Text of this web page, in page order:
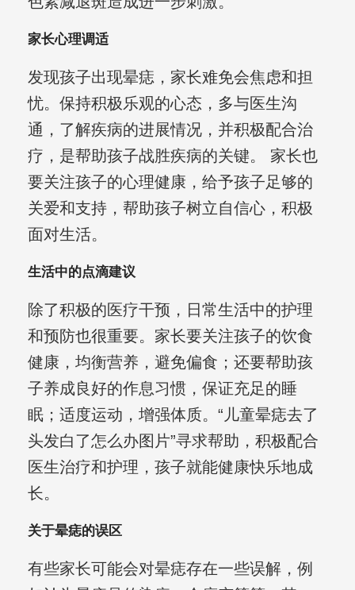
家长心理调适
发现孩子出现晕痣，家长难免会焦虑和担
忧。保持积极乐观的心态，多与医生沟
通，了解疾病的进展情况，并积极配合治
疗，是帮助孩子战胜疾病的关键。 家长也
要关注孩子的心理健康，给予孩子足够的
关爱和支持，帮助孩子树立自信心，积极
面对生活。
生活中的点滴建议
除了积极的医疗干预，日常生活中的护理
和预防也很重要。家长要关注孩子的饮食
健康，均衡营养，避免偏食；还要帮助孩
子养成良好的作息习惯，保证充足的睡
眠；适度运动，增强体质。“儿童晕痣去了
头发白了怎么办图片”寻求帮助，积极配合
医生治疗和护理，孩子就能健康快乐地成
长。
关于晕痣的误区
有些家长可能会对晕痣存在一些误解，例